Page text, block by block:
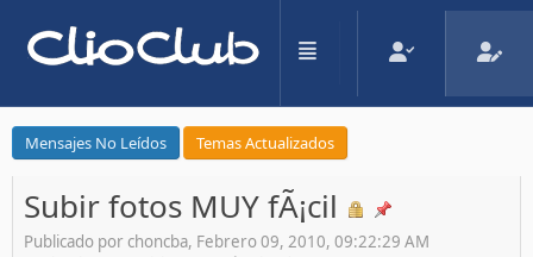
Mensajes No Leídos Temas Actualizados
Subir fotos MUY fÃ¡cil
Publicado por choncba, Febrero 09, 2010, 09:22:29 AM